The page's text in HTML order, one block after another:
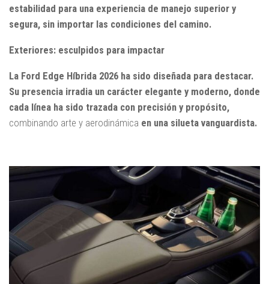
estabilidad para una experiencia de manejo superior y
segura, sin importar las condiciones del camino.
Exteriores: esculpidos para impactar
La Ford Edge Híbrida 2026 ha sido diseñada para destacar.
Su presencia irradia un carácter elegante y moderno, donde
cada línea ha sido trazada con precisión y propósito,
combinando arte y aerodinámica en una silueta vanguardista.